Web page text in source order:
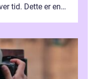
tid. Dette er en